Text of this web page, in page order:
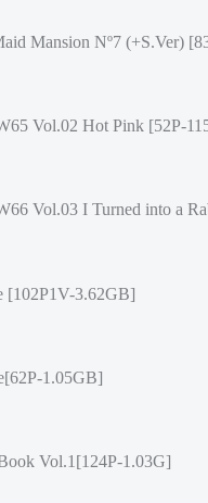
Mansion Nº7 (+S.Ver)
Vol.02 Hot Pink [52P-
Vol.03 I Turned into a
[102P1V-3.62GB]
1.05GB]
Vol.1[124P-1.03G]